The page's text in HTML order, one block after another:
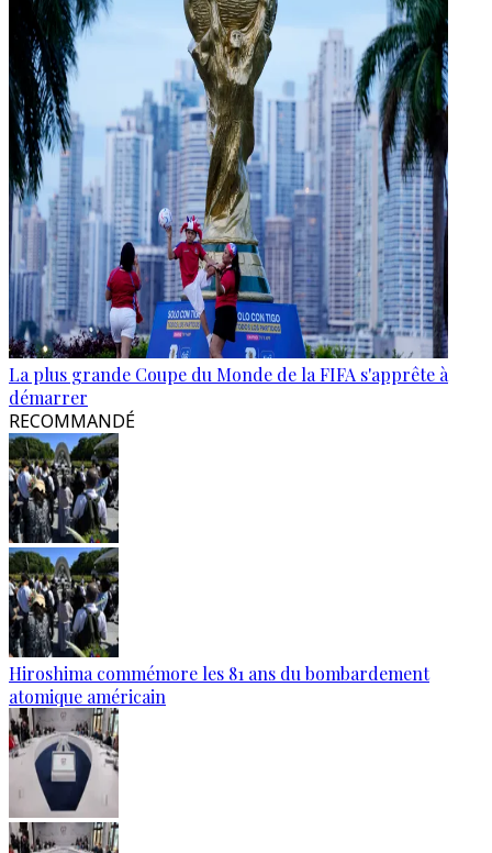
La plus grande Coupe du Monde de la FIFA s'apprête à
démarrer
RECOMMANDÉ
Hiroshima commémore les 81 ans du bombardement
atomique américain